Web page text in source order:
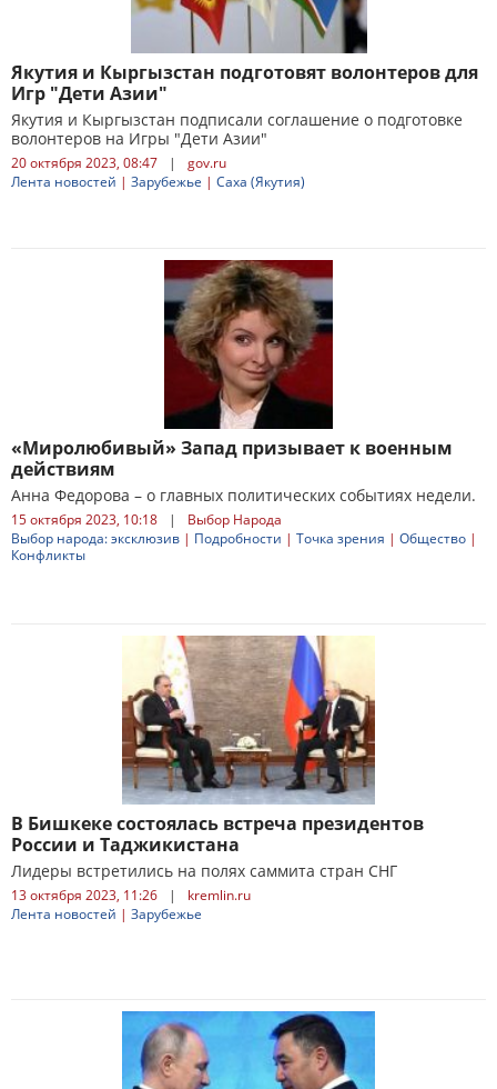
Якутия и Кыргызстан подготовят волонтеров для
Игр "Дети Азии"
Якутия и Кыргызстан подписали соглашение о подготовке
волонтеров на Игры "Дети Азии"
20 октября 2023, 08:47 |
gov.ru
Лента новостей | Зарубежье | Саха (Якутия)
«Миролюбивый» Запад призывает к военным
действиям
Анна Федорова – о главных политических событиях недели.
15 октября 2023, 10:18 |
Выбор Народа
Выбор народа: эксклюзив | Подробности | Точка зрения | Общество |
Конфликты
В Бишкеке состоялась встреча президентов
России и Таджикистана
Лидеры встретились на полях саммита стран СНГ
13 октября 2023, 11:26 |
kremlin.ru
Лента новостей | Зарубежье